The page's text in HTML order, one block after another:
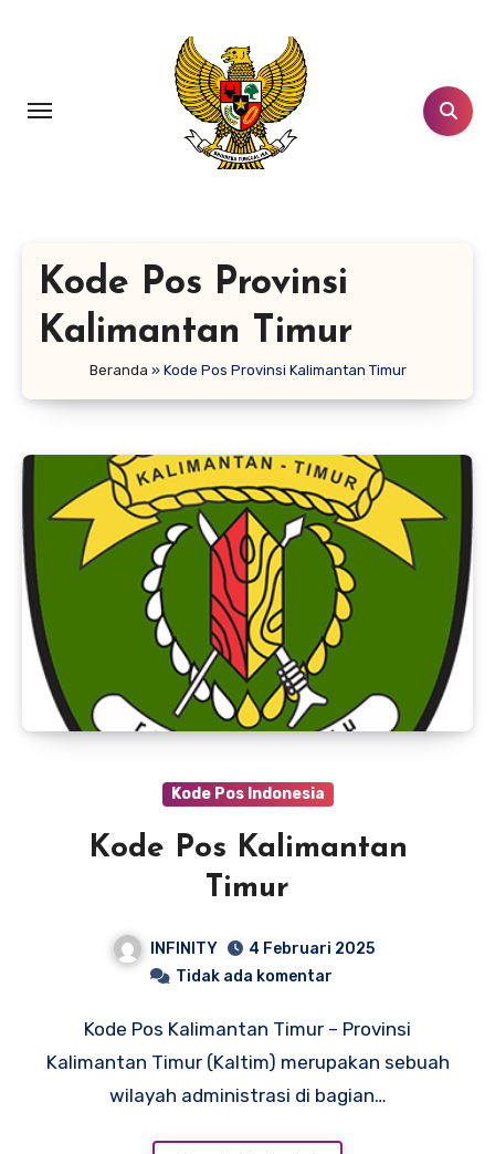
Kode Pos Provinsi
Kalimantan Timur
Beranda » Kode Pos Provinsi Kalimantan Timur
Kode Pos Indonesia
Kode Pos Kalimantan
Timur
INFINITY
4 Februari 2025
Tidak ada komentar
Kode Pos Kalimantan Timur – Provinsi
Kalimantan Timur (Kaltim) merupakan sebuah
wilayah administrasi di bagian…